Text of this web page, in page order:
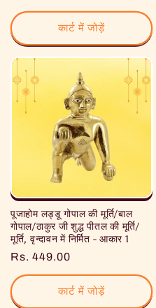
रूप
से
मूल्य
कार्ट में जोड़ें
पूजाहोम लड्डू गोपाल की मूर्ति/बाल
गोपाल/ठाकुर जी शुद्ध पीतल की मूर्ति/
मूर्ति, वृन्दावन में निर्मित - आकार 1
नियमित
रूप
से
Rs. 449.00
कार्ट में जोड़ें